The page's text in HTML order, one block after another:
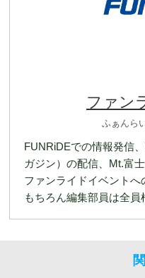
ファン
ふぁんら
FUNRiDEでの情報発信
ガジン）の配信、Mt.富
ファンライドイベントへ
もちろん編集部員は全員